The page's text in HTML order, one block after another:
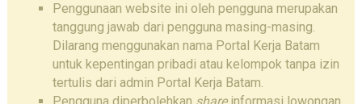
Penggunaan website ini oleh pengguna merupakan
tanggung jawab dari pengguna masing-masing.
Dilarang menggunakan nama Portal Kerja Batam
untuk kepentingan pribadi atau kelompok tanpa izin
tertulis dari admin Portal Kerja Batam.